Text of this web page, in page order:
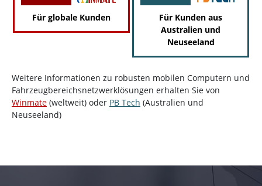
Für globale Kunden
Für Kunden aus
Australien und
Neuseeland
Weitere Informationen zu robusten mobilen Computern und
Fahrzeugbereichsnetzwerklösungen erhalten Sie von
Winmate (weltweit) oder PB Tech (Australien und
Neuseeland)